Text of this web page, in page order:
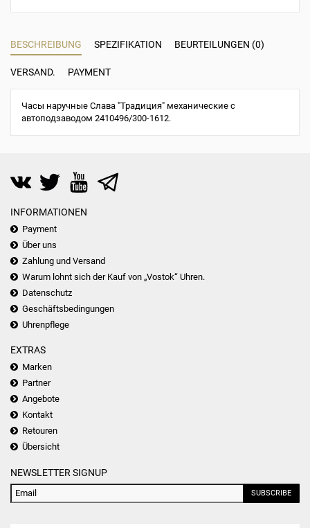
BESCHREIBUNG SPEZIFIKATION BEURTEILUNGEN (0)
VERSAND. PAYMENT
Часы наручные Слава "Традиция" механические с
автоподзаводом 2410496/300-1612.
INFORMATIONEN
Payment
Über uns
Zahlung und Versand
Warum lohnt sich der Kauf von „Vostok“ Uhren.
Datenschutz
Geschäftsbedingungen
Uhrenpflege
EXTRAS
Marken
Partner
Angebote
Kontakt
Retouren
Übersicht
NEWSLETTER SIGNUP
SUBSCRIBE